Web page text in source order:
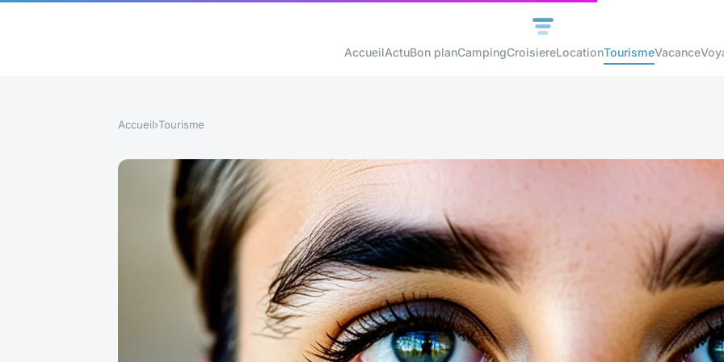
AccueilActuBon planCampingCroisiereLocationTourismeVacance
Accueil›Tourisme